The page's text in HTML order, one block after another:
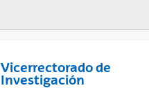
Vicerrectorado de
Investigación